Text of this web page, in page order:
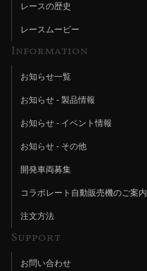
レースの歴史
レースムービー
Information
お知らせ一覧
お知らせ - 製品情報
お知らせ - イベント情報
お知らせ - その他
開発車両募集
コラボレート自動販売機のご案内
注文方法
Support
お問い合わせ